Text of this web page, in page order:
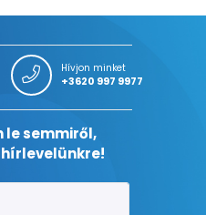
Hívjon minket
+3620 997 9977
le semmiről,